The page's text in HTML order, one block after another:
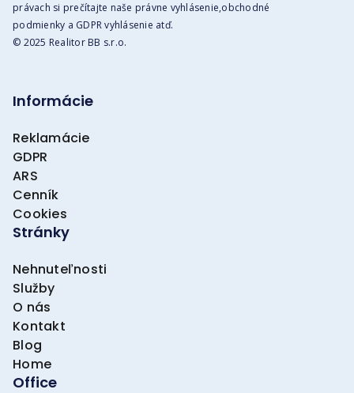
právach si prečítajte naše právne vyhlásenie,obchodné
podmienky a GDPR vyhlásenie atď.
© 2025 Realitor BB s.r.o.
Informácie
Reklamácie
GDPR
ARS
Cenník
Cookies
Stránky
Nehnuteľnosti
Služby
O nás
Kontakt
Blog
Home
Office